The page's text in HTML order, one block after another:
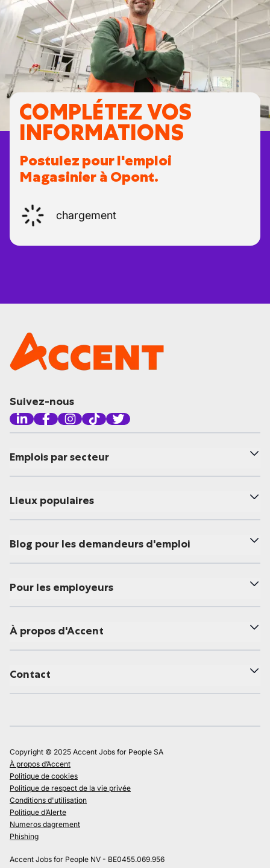
COMPLÉTEZ VOS
INFORMATIONS
Postulez pour l'emploi
Magasinier à Opont.
chargement
Suivez-nous
Emplois par secteur
Lieux populaires
Blog pour les demandeurs d'emploi
Pour les employeurs
À propos d'Accent
Contact
Copyright © 2025 Accent Jobs for People SA
À propos d’Accent
Politique de cookies
Politique de respect de la vie privée
Conditions d'utilisation
Politique d’Alerte
Numeros dagrement
Phishing
Accent Jobs for People NV - BE0455.069.956